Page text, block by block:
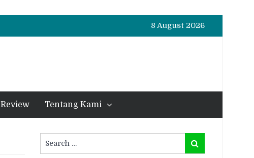
8 August 2026
Review Tentang Kami
for:
Search